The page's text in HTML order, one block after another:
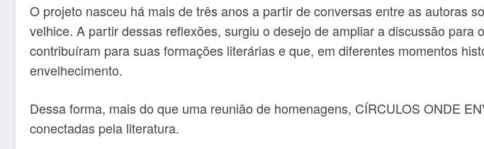
O projeto nasceu há mais de três anos a partir de conversas entre as autoras
velhice. A partir dessas reflexões, surgiu o desejo de ampliar a discussão
contribuíram para suas formações literárias e que, em diferentes momentos
envelhecimento.
Dessa forma, mais do que uma reunião de homenagens, CÍRCULOS ONDE
conectadas pela literatura.